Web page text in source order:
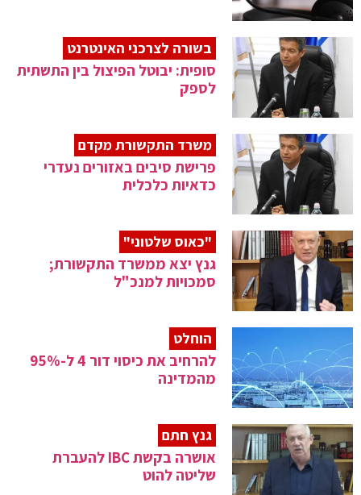
בשורה לצרכני האינטרנט
סופית: יבוטל הפיצול בין התשתית
לספק
משרד התקשורת מקדם
פרישת סיבים באזורים נעדרי
כדאיות כלכלית
"כאוס שלטוני"
גנץ יצא ממשרד התקשורת;
סמכויות למנכ"ל
הוחלט
להרחיב את כיסוי דור 4 ל-95%
מהמדינה
גנץ חתם
אושרה בקשת IBC להעברת
שליטה להוט